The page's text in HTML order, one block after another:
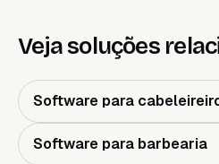
Veja soluções
Software para
Software para barbearia